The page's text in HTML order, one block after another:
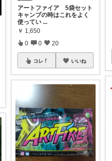
アートファイア 5袋セット
キャンプの時はこれをよく
使ってい ...
￥ 1,650
0 0 20
コレ いいね